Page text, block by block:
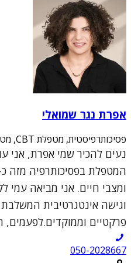
אפרת נגר שמואלי
פסיכותרפיסטית, מטפלת CBT, מטפלת זוגית ומשפחתית
נעים להכיר שמי אפרת, אני
ומצבי חיים. אני מביאה עמי
וגישה אינטגרטיבית
פרקטיים
050-2028667